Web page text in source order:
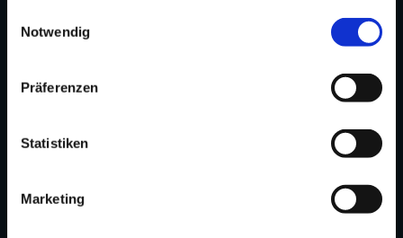
Cookies, wenn Sie unsere Webseite weiterhin nutzen.
Notwendig
Präferenzen
Statistiken
Marketing
COMPANY
REAL ASSETS